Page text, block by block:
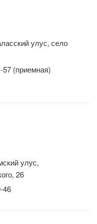
улус, село
57 (приемная)
улус,
26
46